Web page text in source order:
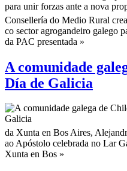
Consellería do Medio Rural
co sector agrogandeiro galego
da PAC presentada »
A comunidade
Día de Galicia
da Xunta en Bos Aires,
ao Apóstolo celebrada no Lar
Xunta en Bos »